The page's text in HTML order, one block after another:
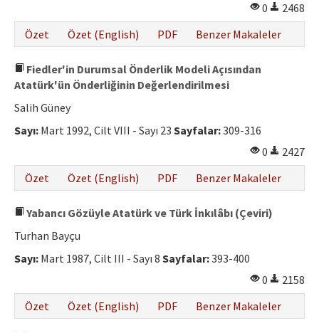
0
2468
Özet
Özet (English) PDF Benzer Makaleler
Fiedler'in Durumsal Önderlik Modeli Açısından
Atatürk'ün Önderliğinin Değerlendirilmesi
Salih Güney
Sayı: Mart 1992, Cilt VIII - Sayı 23 Sayfalar:309-316
0
2427
Özet
Özet (English) PDF Benzer Makaleler
Yabancı Gözüyle Atatürk ve Türk İnkılâbı (Çeviri)
Turhan Bayçu
Sayı: Mart 1987, Cilt III - Sayı 8 Sayfalar:393-400
0
2158
Özet
Özet (English) PDF Benzer Makaleler